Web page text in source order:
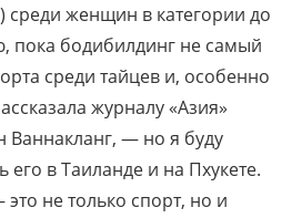
среди женщин в категории до
пока бодибилдинг не самый
среди тайцев и, особенно
журналу «Азия»
Ваннакланг, — но я буду
его в Таиланде и на Пхукете.
не только спорт, но и